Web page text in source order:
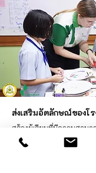
ส่งเสริมอัตลักษณ์ของโ
สร้างผู้เรียนที่มีความสาม
อังกฤษได้ และมีความพร้อ
อาเซียน พร้อมทั้งส่งเสริม